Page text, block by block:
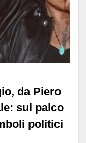
da Piero
sul palco
politici